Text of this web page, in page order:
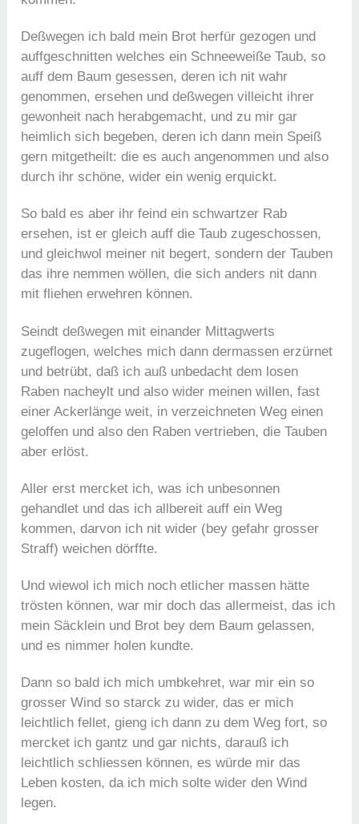
Deßwegen ich bald mein Brot herfür gezogen und
auffgeschnitten welches ein Schneeweiße Taub, so
auff dem Baum gesessen, deren ich nit wahr
genommen, ersehen und deßwegen villeicht ihrer
gewonheit nach herabgemacht, und zu mir gar
heimlich sich begeben, deren ich dann mein Speiß
gern mitgetheilt: die es auch angenommen und also
durch ihr schöne, wider ein wenig erquickt.
So bald es aber ihr feind ein schwartzer Rab
ersehen, ist er gleich auff die Taub zugeschossen,
und gleichwol meiner nit begert, sondern der Tauben
das ihre nemmen wöllen, die sich anders nit dann
mit fliehen erwehren können.
Seindt deßwegen mit einander Mittagwerts
zugeflogen, welches mich dann dermassen erzürnet
und betrübt, daß ich auß unbedacht dem losen
Raben nacheylt und also wider meinen willen, fast
einer Ackerlänge weit, in verzeichneten Weg einen
geloffen und also den Raben vertrieben, die Tauben
aber erlöst.
Aller erst mercket ich, was ich unbesonnen
gehandlet und das ich allbereit auff ein Weg
kommen, darvon ich nit wider (bey gefahr grosser
Straff) weichen dörffte.
Und wiewol ich mich noch etlicher massen hätte
trösten können, war mir doch das allermeist, das ich
mein Säcklein und Brot bey dem Baum gelassen,
und es nimmer holen kundte.
Dann so bald ich mich umbkehret, war mir ein so
grosser Wind so starck zu wider, das er mich
leichtlich fellet, gieng ich dann zu dem Weg fort, so
mercket ich gantz und gar nichts, darauß ich
leichtlich schliessen können, es würde mir das
Leben kosten, da ich mich solte wider den Wind
legen.